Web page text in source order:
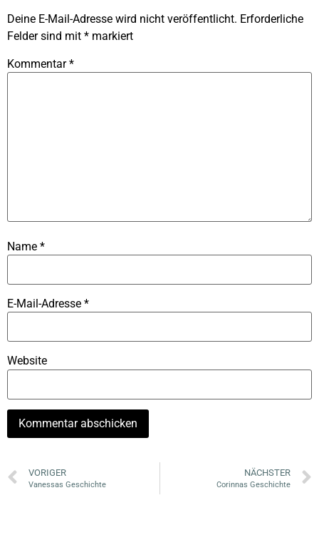
Deine E-Mail-Adresse wird nicht veröffentlicht. Erforderliche
Felder sind mit * markiert
Kommentar*
Name *
E-Mail-Adresse *
Website
VORIGER
Vanessas Geschichte
NÄCHSTER
Corinnas Geschichte